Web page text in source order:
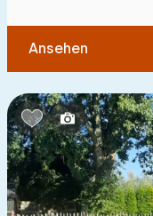
Ansehen